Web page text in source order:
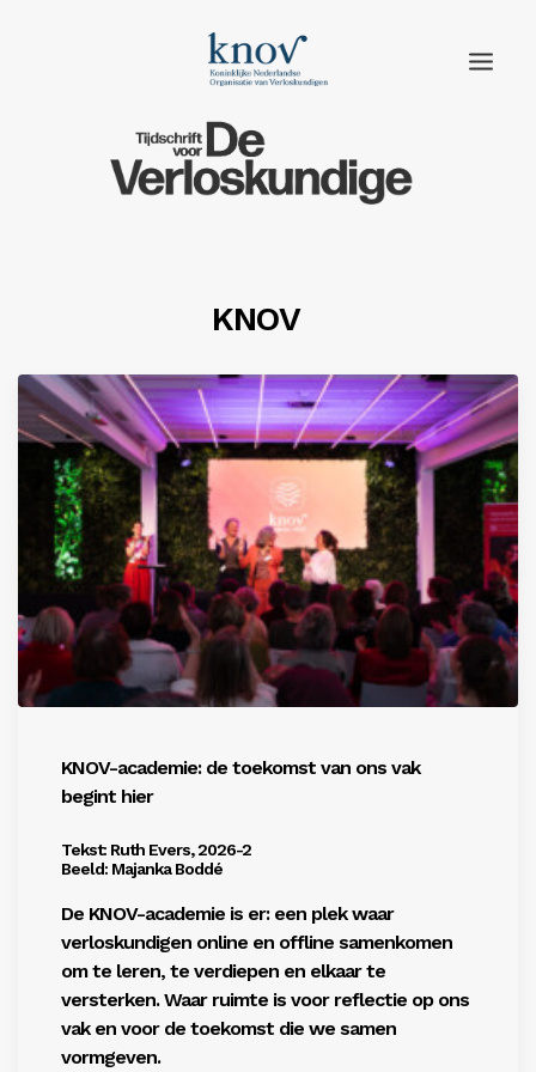
Abonneren
Knov.nl
Contact
Inloggen
KNOV
KNOV-academie: de toekomst van ons vak
begint hier
Tekst: Ruth Evers, 2026-2
Beeld: Majanka Boddé
De KNOV-academie is er: een plek waar
verloskundigen online en offline samenkomen
om te leren, te verdiepen en elkaar te
versterken. Waar ruimte is voor reflectie op ons
vak en voor de toekomst die we samen
vormgeven.